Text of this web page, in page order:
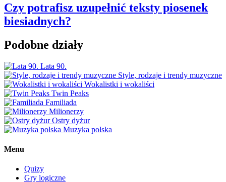
Czy potrafisz uzupełnić teksty piosenek
biesiadnych?
Podobne działy
Lata 90.
Style, rodzaje i trendy muzyczne
Wokalistki i wokaliści
Twin Peaks
Familiada
Milionerzy
Ostry dyżur
Muzyka polska
Menu
Quizy
Gry logiczne